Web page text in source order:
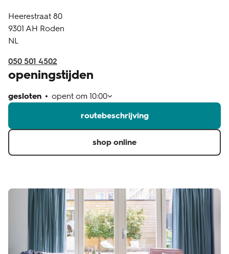
klantenservice
Heerestraat 80
9301 AH Roden
NL
050 501 4502
openingstijden
gesloten opent om 10:00
routebeschrijving
shop online